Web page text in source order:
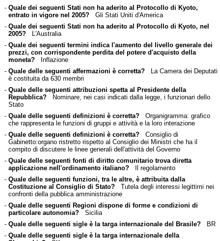
- Quale dei seguenti Stati non ha aderito al Protocollo di Kyoto,
entrato in vigore nel 2005?Gli Stati Uniti d'America
- Quale dei seguenti Stati non ha aderito al Protocollo di Kyoto, nel
2005?L'Australia
- Quale dei seguenti termini indica l'aumento del livello generale dei
prezzi, con corrispondente perdita del potere d'acquisto della
moneta?Inflazione
- Quale delle seguenti affermazioni è corretta?La Camera dei Deputati
è costituita da 630 membri
- Quale delle seguenti attribuzioni spetta al Presidente della
Repubblica?Nominare, nei casi indicati dalla legge, i funzionari dello
Stato
- Quale delle seguenti definizioni è corretta?Organigramma: grafico
che rappresenta le funzioni di gruppi e attività e la loro interazione
- Quale delle seguenti definizioni è corretta?Consiglio di
Gabinetto:organo ristretto rispetto al Consiglio dei Ministri che ha il
compito di discutere le linee generali dell'attività del Governo
- Quale delle seguenti fonti di diritto comunitario trova diretta
applicazione nell'ordinamento italiano?Il regolamento
- Quale delle seguenti funzioni, tra le altre, è attribuita dalla
Costituzione al Consiglio di Stato?Tutela degli interessi legittimi nei
confronti della pubblica amministrazione
- Quale delle seguenti Regioni dispone di forme e condizioni di
particolare autonomia?Sicilia
- Quale delle seguenti sigle è la targa internazionale del Brasile?BR
- Quale delle seguenti sigle è la targa internazionale della